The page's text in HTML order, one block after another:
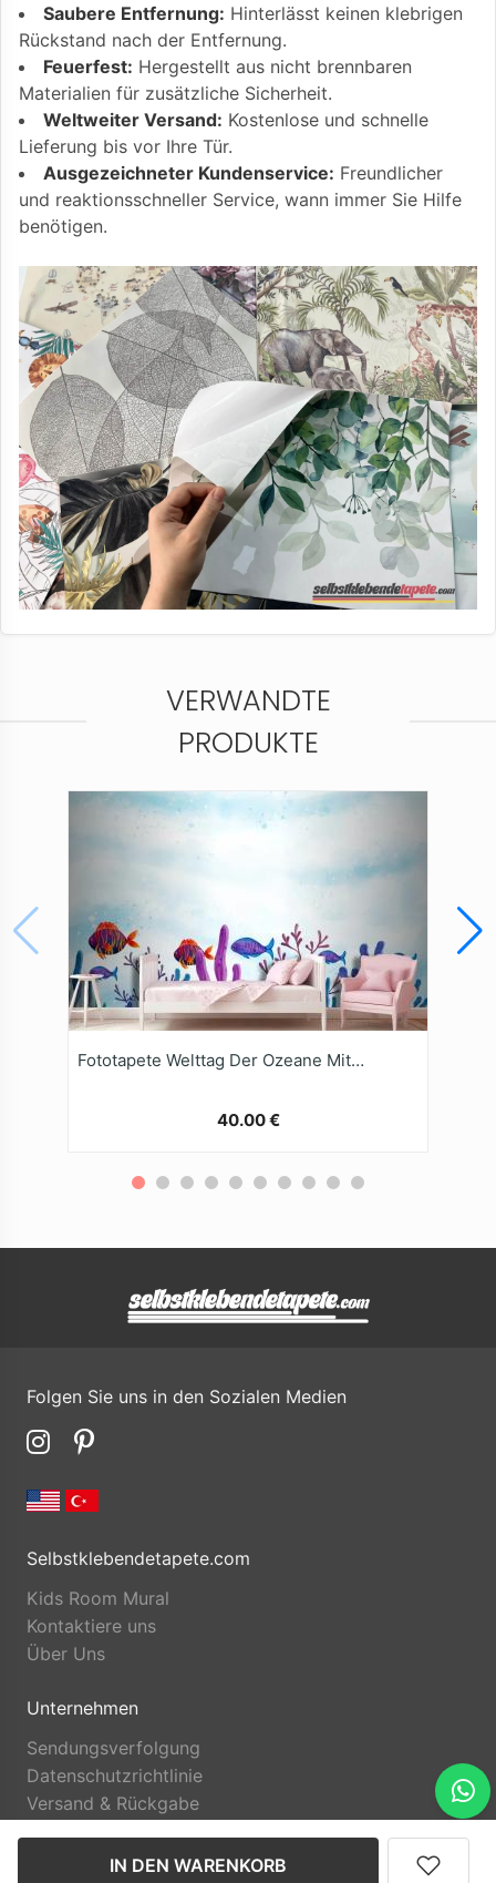
IN DEN WARENKORB
Saubere Entfernung: Hinterlässt keinen klebrigen
Rückstand nach der Entfernung.
Feuerfest: Hergestellt aus nicht brennbaren
Materialien für zusätzliche Sicherheit.
Weltweiter Versand: Kostenlose und schnelle
Lieferung bis vor Ihre Tür.
Ausgezeichneter Kundenservice: Freundlicher
und reaktionsschneller Service, wann immer Sie Hilfe
benötigen.
VERWANDTE
PRODUKTE
Fototapete Welttag Der Ozeane Mit AquarellHintergrund
40.00 €
Folgen Sie uns in den Sozialen Medien
Selbstklebendetapete.com
Kids Room Mural
Kontaktiere uns
Über Uns
Unternehmen
Sendungsverfolgung
Datenschutzrichtlinie
Versand & Rückgabe